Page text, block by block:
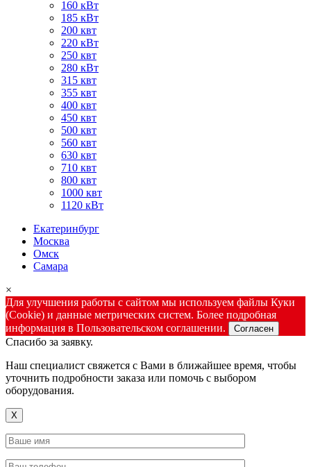
160 кВт
185 кВт
200 квт
220 кВт
250 квт
280 кВт
315 квт
355 квт
400 квт
450 квт
500 квт
560 квт
630 квт
710 квт
800 квт
1000 квт
1120 кВт
Екатеринбург
Москва
Омск
Самара
×
Для улучшения работы с сайтом мы используем файлы Куки
(Cookie) и данные метрических систем. Более подробная
информация в Пользовательском соглашении.
Согласен
Спасибо за заявку.
Наш специалист свяжется с Вами в ближайшее время, чтобы
уточнить подробности заказа или помочь с выбором
оборудования.
X